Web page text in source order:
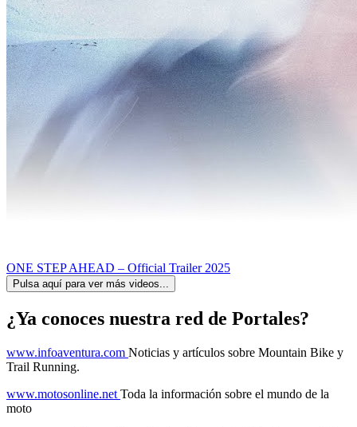
ONE STEP AHEAD – Official Trailer 2025
Pulsa aquí para ver más videos...
¿Ya conoces nuestra red de Portales?
www.infoaventura.com Noticias y artículos sobre Mountain Bike y
Trail Running.
www.motosonline.net Toda la información sobre el mundo de la
moto